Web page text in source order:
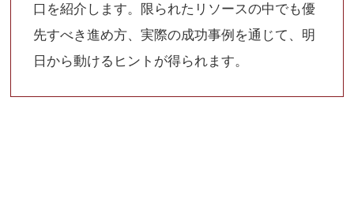
口を紹介します。限られたリソースの中でも優
先すべき進め方、実際の成功事例を通じて、明
日から動けるヒントが得られます。